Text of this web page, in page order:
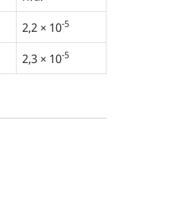
2,2 × 10-5
2,3 × 10-5